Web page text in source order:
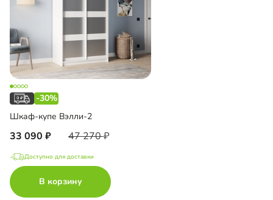
-30%
Шкаф-купе Вэлли-2
33 090 47 270
Доступно для доставки
В корзину